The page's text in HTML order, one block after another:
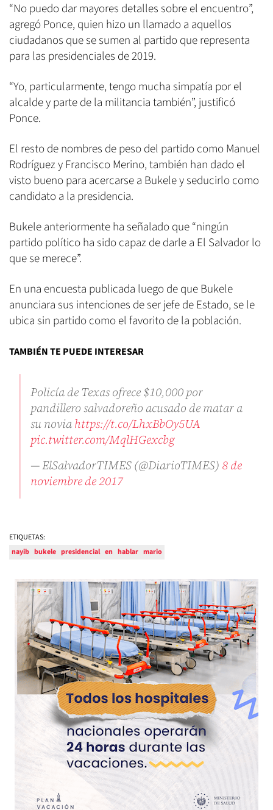
“No puedo dar mayores detalles sobre el encuentro”,
agregó Ponce, quien hizo un llamado a aquellos
ciudadanos que se sumen al partido que representa
para las presidenciales de 2019.
“Yo, particularmente, tengo mucha simpatía por el
alcalde y parte de la militancia también”, justificó
Ponce.
El resto de nombres de peso del partido como Manuel
Rodríguez y Francisco Merino, también han dado el
visto bueno para acercarse a Bukele y seducirlo como
candidato a la presidencia.
Bukele anteriormente ha señalado que “ningún
partido político ha sido capaz de darle a El Salvador lo
que se merece”.
En una encuesta publicada luego de que Bukele
anunciara sus intenciones de ser jefe de Estado, se le
ubica sin partido como el favorito de la población.
TAMBIÉN TE PUEDE INTERESAR
Policía de Texas ofrece $10,000 por
pandillero salvadoreño acusado de matar a
su noviahttps://t.co/LhxBbOy5UA
pic.twitter.com/MqlHGexcbg
— ElSalvadorTIMES (@DiarioTIMES) 8 de
noviembre de 2017
ETIQUETAS:
nayib bukele presidencial en hablar mario